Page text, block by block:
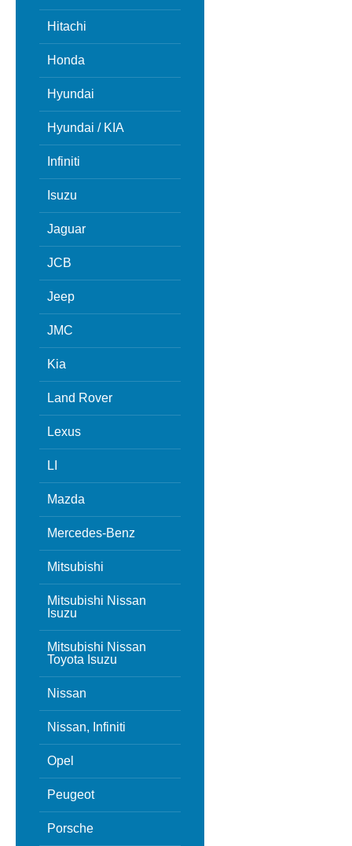
Hitachi
Honda
Hyundai
Hyundai / KIA
Infiniti
Isuzu
Jaguar
JCB
Jeep
JMC
Kia
Land Rover
Lexus
LI
Mazda
Mercedes-Benz
Mitsubishi
Mitsubishi Nissan
Isuzu
Mitsubishi Nissan
Toyota Isuzu
Nissan
Nissan, Infiniti
Opel
Peugeot
Porsche